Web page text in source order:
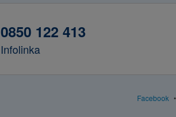
0850 122 413
Infolinka
Facebook